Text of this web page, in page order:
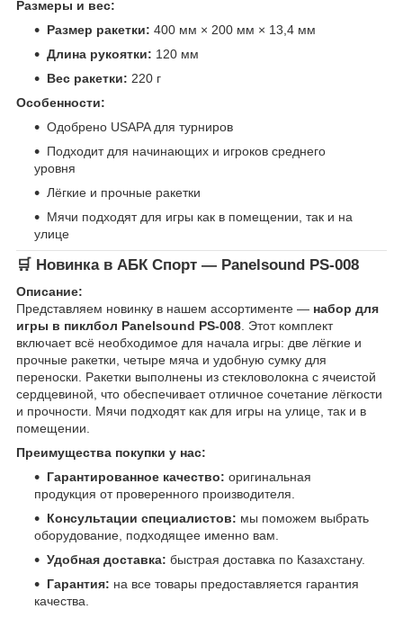
Размеры и вес:
Размер ракетки: 400 мм × 200 мм × 13,4 мм
Длина рукоятки: 120 мм
Вес ракетки: 220 г
Особенности:
Одобрено USAPA для турниров
Подходит для начинающих и игроков среднего
уровня
Лёгкие и прочные ракетки
Мячи подходят для игры как в помещении, так и на
улице
🛒 Новинка в АБК Спорт — Panelsound PS-008
Описание:
Представляем новинку в нашем ассортименте — набор для
игры в пиклбол Panelsound PS-008. Этот комплект
включает всё необходимое для начала игры: две лёгкие и
прочные ракетки, четыре мяча и удобную сумку для
переноски. Ракетки выполнены из стекловолокна с ячеистой
сердцевиной, что обеспечивает отличное сочетание лёгкости
и прочности. Мячи подходят как для игры на улице, так и в
помещении.
Преимущества покупки у нас:
Гарантированное качество: оригинальная
продукция от проверенного производителя.
Консультации специалистов: мы поможем выбрать
оборудование, подходящее именно вам.
Удобная доставка: быстрая доставка по Казахстану.
Гарантия: на все товары предоставляется гарантия
качества.